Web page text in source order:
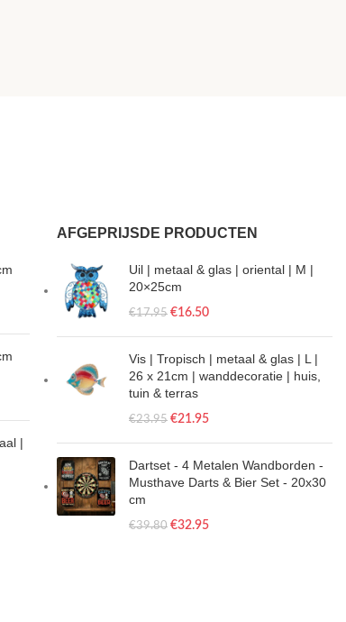
|
AFGEPRIJSDE PRODUCTEN
Uil | metaal & glas | oriental | M |
20×25cm
€17.95 €16.50
Vis | Tropisch | metaal & glas | L |
26 x 21cm | wanddecoratie | huis,
tuin & terras
€23.95 €21.95
Dartset - 4 Metalen Wandborden -
Musthave Darts & Bier Set - 20x30
cm
€39.80 €32.95